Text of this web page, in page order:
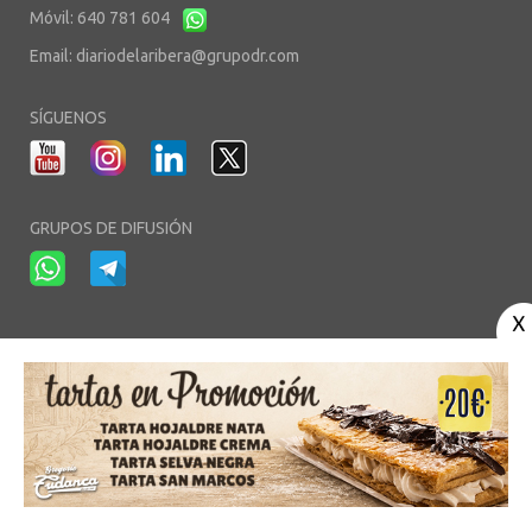
Móvil: 640 781 604
Email: diariodelaribera@grupodr.com
SÍGUENOS
GRUPOS DE DIFUSIÓN
Aviso Legal -Política de Privacidad-Política de Cookies-Área privada
© Copyright 2003 - 2026. diariodelaribera.net ®. Desarrollo porMultimedia